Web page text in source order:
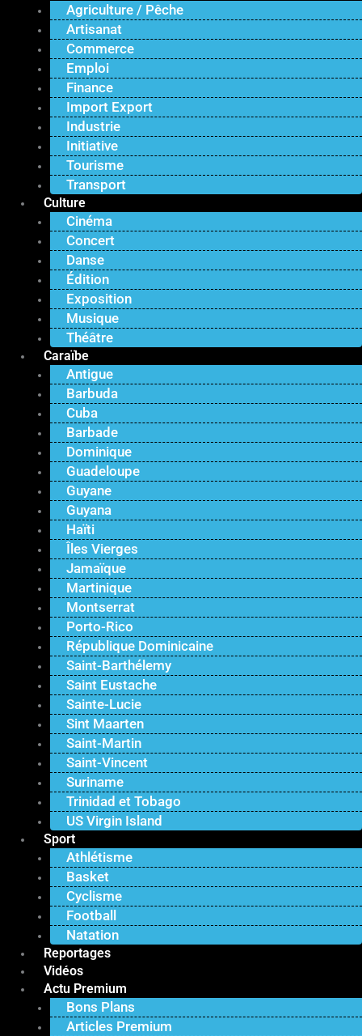
Agriculture / Pêche
Artisanat
Commerce
Emploi
Finance
Import Export
Industrie
Initiative
Tourisme
Transport
Culture
Cinéma
Concert
Danse
Édition
Exposition
Musique
Théâtre
Caraïbe
Antigue
Barbuda
Cuba
Barbade
Dominique
Guadeloupe
Guyane
Guyana
Haïti
Îles Vierges
Jamaïque
Martinique
Montserrat
Porto-Rico
République Dominicaine
Saint-Barthélemy
Saint Eustache
Sainte-Lucie
Sint Maarten
Saint-Martin
Saint-Vincent
Suriname
Trinidad et Tobago
US Virgin Island
Sport
Athlétisme
Basket
Cyclisme
Football
Natation
Reportages
Vidéos
Actu Premium
Bons Plans
Articles Premium